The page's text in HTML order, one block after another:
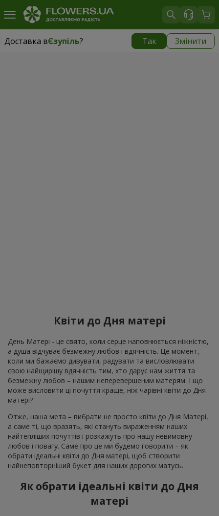
Доставка вЄзупіль? Так Змінити
Доставка вЄзупіль|
Квіти до Дня матері
День Матері - це свято, коли серце наповнюється ніжністю,
а душа відчуває безмежну любов і вдячність. Це момент,
коли ми бажаємо дивувати, радувати та висловлювати
свою найщирішу вдячність тим, хто дарує нам життя та
безмежну любов – нашим неперевершеним матерям. І що
може висловити ці почуття краще, ніж чарівні квіти до Дня
матері?
Отже, наша мета – вибрати не просто квіти до Дня Матері,
а саме ті, що вразять, які стануть вираженням наших
найтепліших почуттів і розкажуть про нашу невимовну
любов і повагу. Саме про це ми будемо говорити – як
обрати ідеальні квіти до Дня матері, щоб створити
найнеповторніший букет для наших дорогих матусь.
Як обрати ідеальні квіти до Дня
матері